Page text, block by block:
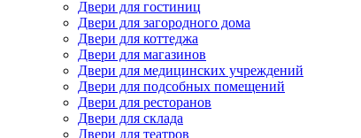
Двери для гостиниц
Двери для загородного дома
Двери для коттеджа
Двери для магазинов
Двери для медицинских учреждений
Двери для подсобных помещений
Двери для ресторанов
Двери для склада
Двери для театров